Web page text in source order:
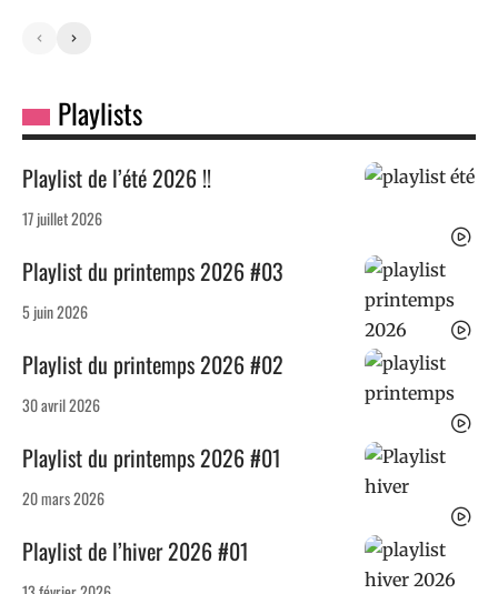
Playlists
Playlist de l’été 2026 !!
17 juillet 2026
Playlist du printemps 2026 #03
5 juin 2026
Playlist du printemps 2026 #02
30 avril 2026
Playlist du printemps 2026 #01
20 mars 2026
Playlist de l’hiver 2026 #01